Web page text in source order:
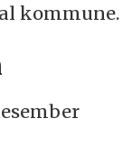
kommune.